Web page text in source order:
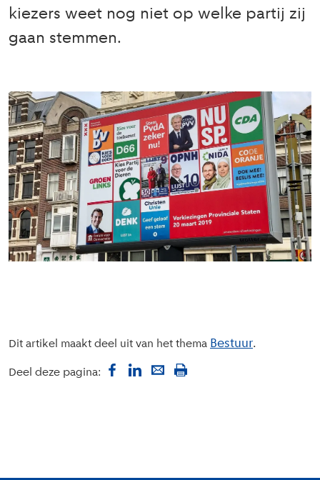
kiezers weet nog niet op welke partij zij
gaan stemmen.
Dit artikel maakt deel uit van het thema Bestuur
Deel deze pagina: